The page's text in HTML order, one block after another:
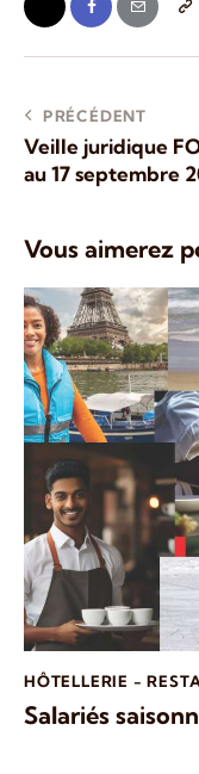
PRÉCÉDENT
Veille juridique
au 17 septembre
Vous aimerez
HÔTELLERIE -
Salariés